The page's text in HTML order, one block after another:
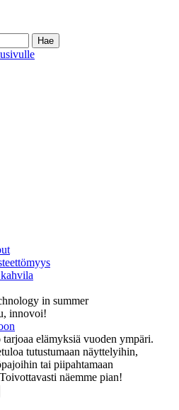
innovoi!
elämyksiä vuoden ympäri.
tutustumaan näyttelyihin,
tai piipahtamaan
näemme pian!